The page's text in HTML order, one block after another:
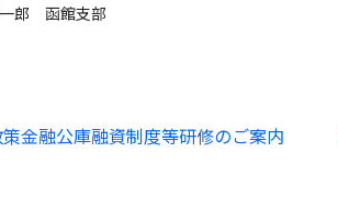
郎 函館支部
金融公庫融資制度等研修のご案内